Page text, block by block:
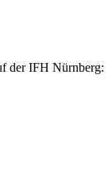
der IFH Nürnberg: